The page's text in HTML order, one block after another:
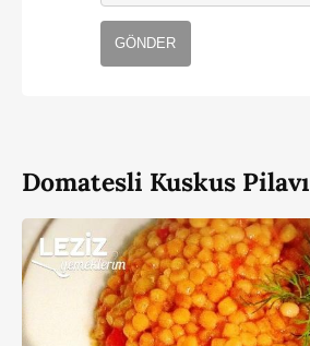
GÖNDER
Domatesli Kuskus Pilavı